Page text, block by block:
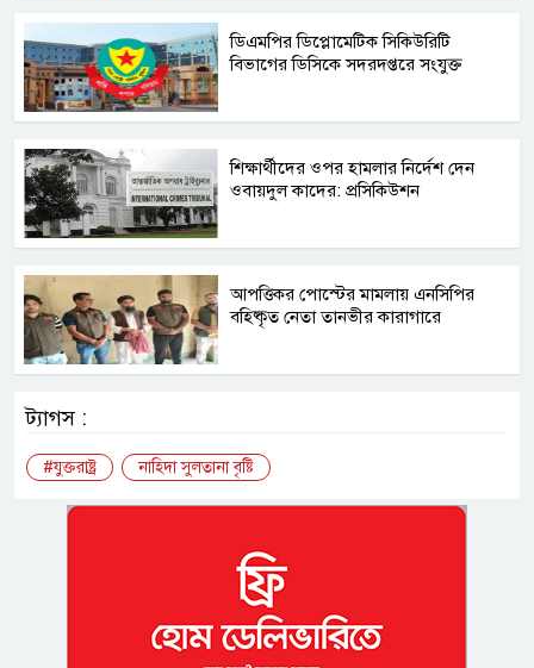
ডিএমপির ডিপ্লোমেটিক সিকিউরিটি
বিভাগের ডিসিকে সদরদপ্তরে সংযুক্ত
শিক্ষার্থীদের ওপর হামলার নির্দেশ দেন
ওবায়দুল কাদের: প্রসিকিউশন
আপত্তিকর পোস্টের মামলায় এনসিপির
বহিষ্কৃত নেতা তানভীর কারাগারে
ট্যাগস :
#যুক্তরাষ্ট্র নাহিদা সুলতানা বৃষ্টি